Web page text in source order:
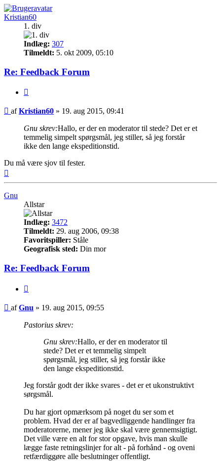
Kristian60
1. div
Indlæg: 307
Tilmeldt: 5. okt 2009, 05:10
Re: Feedback Forum
Indlæg
afKristian60 » 19. aug 2015, 09:41
Gnu skrev:Hallo, er der en moderator til stede? Det er et
temmelig simpelt spørgsmål, jeg stiller, så jeg forstår
ikke den lange ekspeditionstid.
Du må være sjov til fester.
Gnu
Allstar
Indlæg: 3472
Tilmeldt: 29. aug 2006, 09:38
Favoritspiller: Ståle
Geografisk sted: Din mor
Re: Feedback Forum
Indlæg
afGnu » 19. aug 2015, 09:55
Pastorius skrev:
Gnu skrev:Hallo, er der en moderator til
stede? Det er et temmelig simpelt
spørgsmål, jeg stiller, så jeg forstår ikke
den lange ekspeditionstid.
Jeg forstår godt der ikke svares - det er et ukonstruktivt
sørgsmål.
Du har gjort opmærksom på noget du ser som et
problem. Hvad der er af bagvedliggende handlinger fra
moderatorerne, mener jeg ikke skal være gennemsigtigt.
Det ville være en alt for stor opgave, hvis man skulle
lægge faste retningslinjer for alt - på forhånd - og oveni
retfærdiggøre alle beslutninger offentligt.